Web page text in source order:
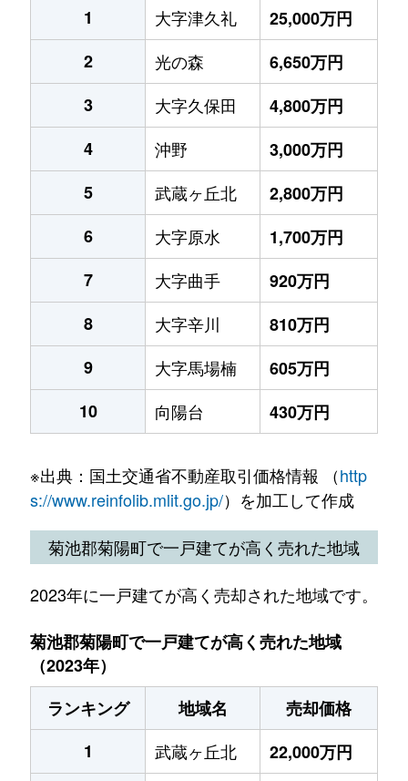
1
大字津久礼
25,000万円
2
光の森
6,650万円
3
大字久保田
4,800万円
4
沖野
3,000万円
5
武蔵ヶ丘北
2,800万円
6
大字原水
1,700万円
7
大字曲手
920万円
8
大字辛川
810万円
9
大字馬場楠
605万円
10
向陽台 430万円
※出典：国土交通省不動産取引価格情報 （http
s://www.reinfolib.mlit.go.jp/）を加工して作成
菊池郡菊陽町で一戸建てが高く売れた地域
2023年に一戸建てが高く売却された地域です。
菊池郡菊陽町で一戸建てが高く売れた地域
（2023年）
ランキング
地域名
売却価格
1
武蔵ヶ丘北
22,000万円